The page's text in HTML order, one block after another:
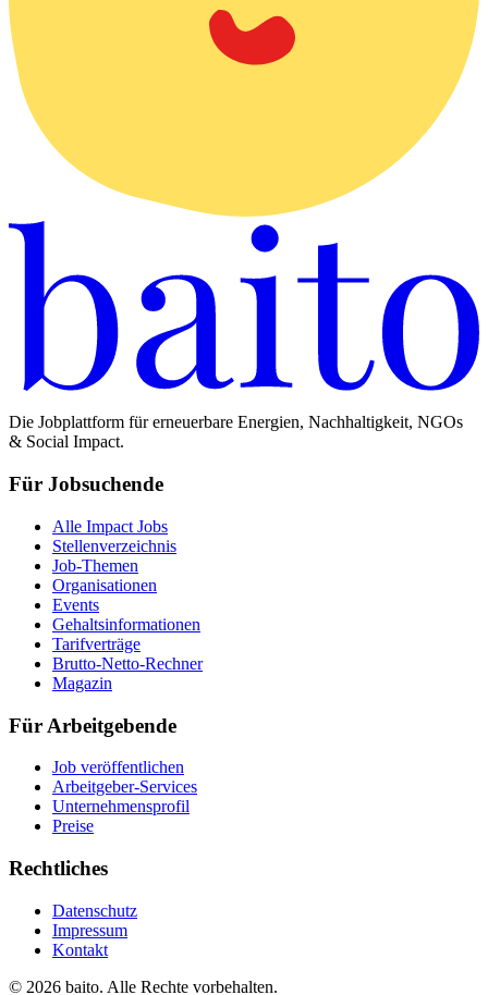
Die Jobplattform für erneuerbare Energien, Nachhaltigkeit, NGOs
& Social Impact.
Für Jobsuchende
Alle Impact Jobs
Stellenverzeichnis
Job-Themen
Organisationen
Events
Gehaltsinformationen
Tarifverträge
Brutto-Netto-Rechner
Magazin
Für Arbeitgebende
Job veröffentlichen
Arbeitgeber-Services
Unternehmensprofil
Preise
Rechtliches
Datenschutz
Impressum
Kontakt
© 2026 baito. Alle Rechte vorbehalten.